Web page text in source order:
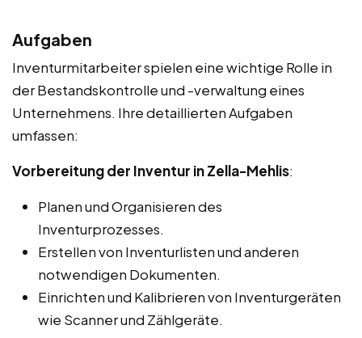
Aufgaben
Inventurmitarbeiter spielen eine wichtige Rolle in
der Bestandskontrolle und -verwaltung eines
Unternehmens. Ihre detaillierten Aufgaben
umfassen:
Vorbereitung der Inventur in Zella-Mehlis:
Planen und Organisieren des
Inventurprozesses.
Erstellen von Inventurlisten und anderen
notwendigen Dokumenten.
Einrichten und Kalibrieren von Inventurgeräten
wie Scanner und Zählgeräte.